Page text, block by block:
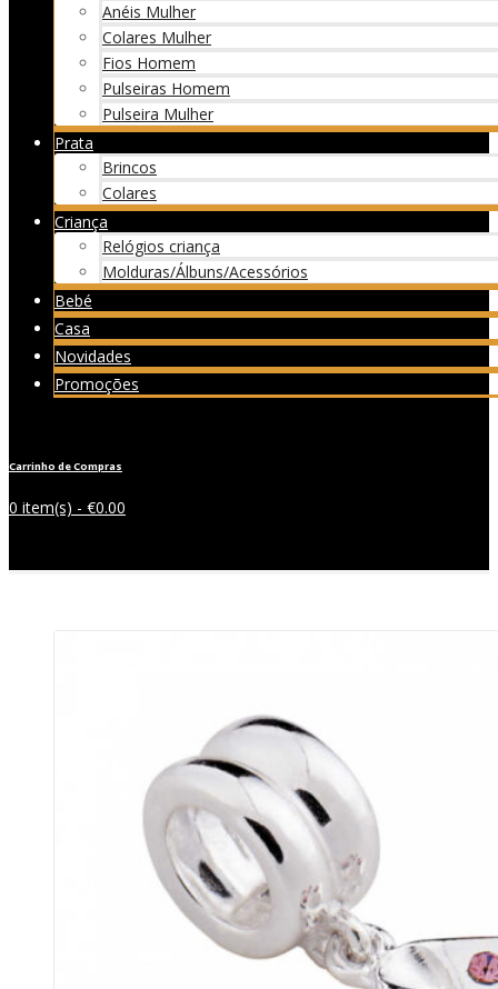
Anéis Mulher
Colares Mulher
Fios Homem
Pulseiras Homem
Pulseira Mulher
Prata
Brincos
Colares
Criança
Relógios criança
Molduras/Álbuns/Acessórios
Bebé
Casa
Novidades
Promoções
Carrinho de Compras
0 item(s) - €0.00